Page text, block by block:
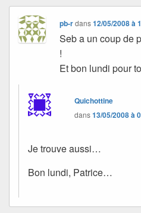
pb-rdans12/05/2008 à
Seb a un coup de
!
Et bon lundi pour
Quichottine
dans13/05/2008 à
Je trouve aussi…
Bon lundi, Patrice…